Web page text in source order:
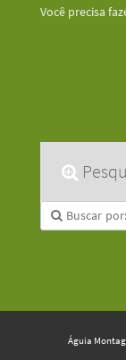
Você precisa
Águia